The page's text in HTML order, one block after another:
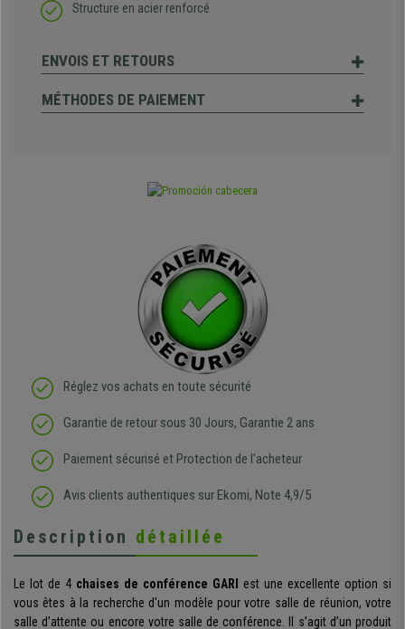
Structure en acier renforcé
ENVOIS ET RETOURS
MÉTHODES DE PAIEMENT
Réglez vos achats en toute sécurité
Garantie de retour sous 30 Jours, Garantie 2 ans
Paiement sécurisé et Protection de l'acheteur
Avis clients authentiques sur Ekomi, Note 4,9/5
Description détaillée
Le lot de 4 chaises de conférence GARI
est une excellente option si
vous êtes à la recherche d'un modèle pour votre salle de réunion, votre
salle d’attente ou encore votre salle de conférence. Il s’agit d’un produit